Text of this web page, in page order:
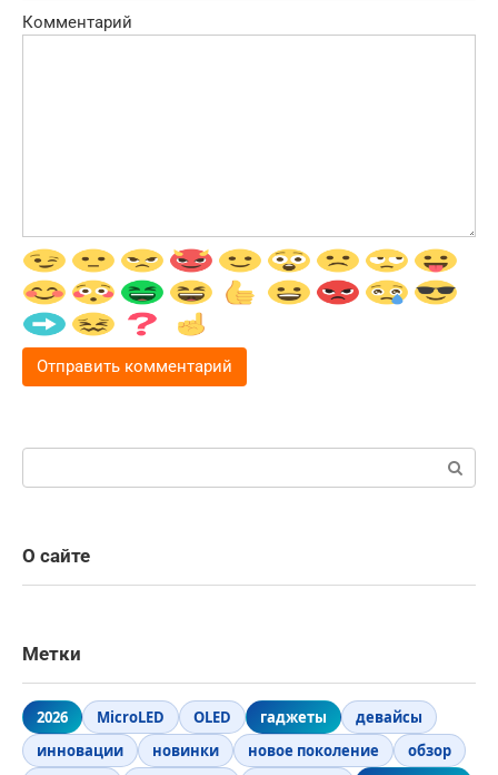
Комментарий
О сайте
Метки
2026 MicroLED OLED гаджеты
девайсы
инновации
новинки новое поколение
обзор